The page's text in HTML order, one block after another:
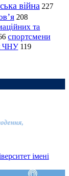
війна 227
208
та
спортсмени
ЧНУ 119
імені